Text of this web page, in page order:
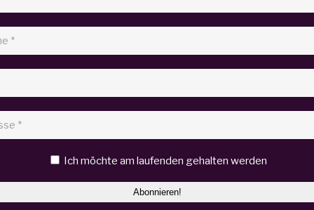
Ich möchte am laufenden gehalten werden